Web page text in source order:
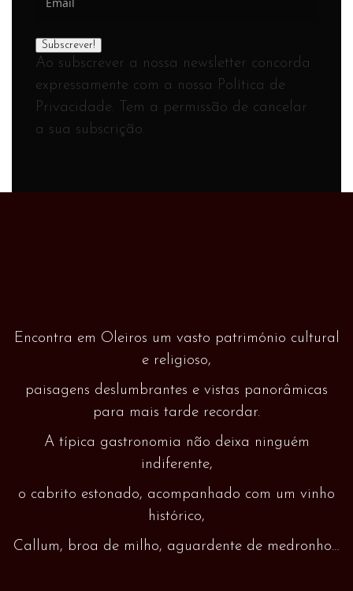
Ao subscrever a nossa newsletter concorda
expressamente com a nossa Política de
Privacidade. Tem a permissão de cancelar
a sua subscrição.
Encontra em Oleiros um vasto património cultural
e religioso,
paisagens deslumbrantes e vistas panorâmicas
para mais tarde recordar.
A típica gastronomia não deixa ninguém
indiferente,
o cabrito estonado, acompanhado com um vinho
histórico,
Callum, broa de milho, aguardente de medronho…